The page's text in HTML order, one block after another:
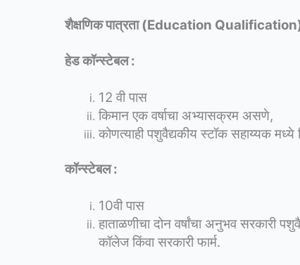
शैक्षणिक पात्रता (Education
हेड कॉन्स्टेबल :
12 वी पास
किमान एक वर्षाचा अभ्यासक्रम असणे,
कोणत्याही पशुवैद्यकीय स्टॉक सहाय्यक मध्ये
कॉन्स्टेबल :
10वी पास
हाताळणीचा दोन वर्षांचा अनुभव सरकारी
कॉलेज किंवा सरकारी फार्म.